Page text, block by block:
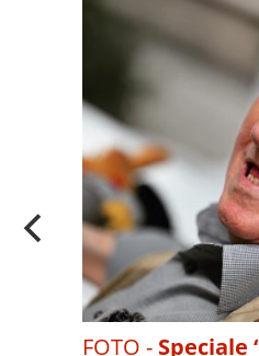
FOTO - Speciale